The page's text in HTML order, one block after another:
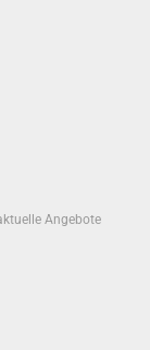
Angebote